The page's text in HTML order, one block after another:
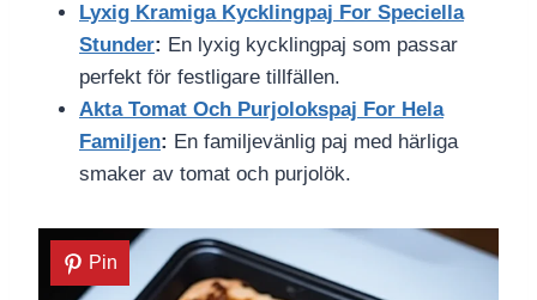
Lyxig Kramiga Kycklingpaj For Speciella
Stunder: En lyxig kycklingpaj som passar
perfekt för festligare tillfällen.
Akta Tomat Och Purjolokspaj For Hela
Familjen: En familjevänlig paj med härliga
smaker av tomat och purjolök.
Pin